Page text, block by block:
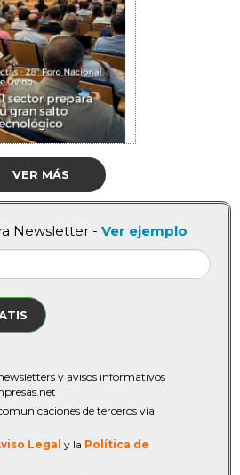
VER MÁS
Newsletter - Ver ejemplo
y avisos informativos
de terceros vía
Legal y la Política de